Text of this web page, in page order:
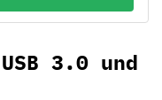
3.0 und